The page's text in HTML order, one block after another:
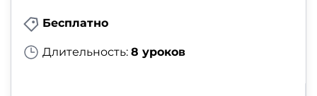
Бесплатно
Длительность: 8 уроков